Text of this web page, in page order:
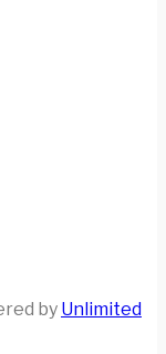
by Unlimited